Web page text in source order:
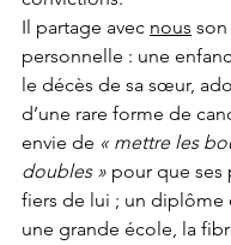
Il partage avec nous
personnelle : une
le décès de sa sœur,
d’une rare forme de
envie de « mettre les
doubles » pour que ses
fiers de lui ; un diplôme
une grande école, la